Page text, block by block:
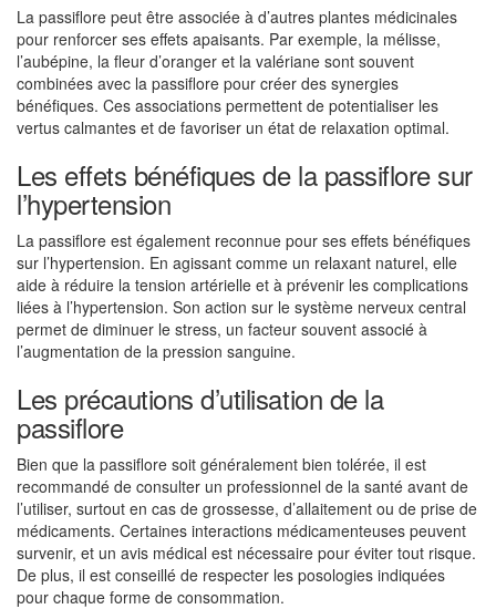
La passiflore peut être associée à d’autres plantes médicinales
pour renforcer ses effets apaisants. Par exemple, la mélisse,
l’aubépine, la fleur d’oranger et la valériane sont souvent
combinées avec la passiflore pour créer des synergies
bénéfiques. Ces associations permettent de potentialiser les
vertus calmantes et de favoriser un état de relaxation optimal.
Les effets bénéfiques de la passiflore sur
l’hypertension
La passiflore est également reconnue pour ses effets bénéfiques
sur l’hypertension. En agissant comme un relaxant naturel, elle
aide à réduire la tension artérielle et à prévenir les complications
liées à l’hypertension. Son action sur le système nerveux central
permet de diminuer le stress, un facteur souvent associé à
l’augmentation de la pression sanguine.
Les précautions d’utilisation de la
passiflore
Bien que la passiflore soit généralement bien tolérée, il est
recommandé de consulter un professionnel de la santé avant de
l’utiliser, surtout en cas de grossesse, d’allaitement ou de prise de
médicaments. Certaines interactions médicamenteuses peuvent
survenir, et un avis médical est nécessaire pour éviter tout risque.
De plus, il est conseillé de respecter les posologies indiquées
pour chaque forme de consommation.